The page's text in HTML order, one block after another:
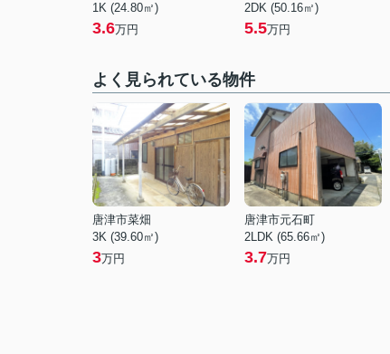
1K (24.80㎡)
3.6万円
2DK (50.16㎡)
5.5万円
よく見られている物件
唐津市菜畑
3K (39.60㎡)
3万円
唐津市元石町
2LDK (65.66㎡)
3.7万円